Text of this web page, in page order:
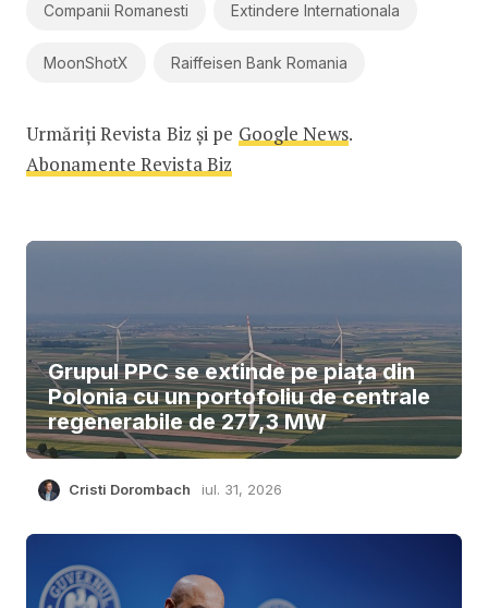
Companii Romanesti Extindere Internationala
MoonShotX Raiffeisen Bank Romania
Urmăriți Revista Biz și pe Google News.
Abonamente Revista Biz
Grupul PPC se extinde pe piața din
Polonia cu un portofoliu de centrale
regenerabile de 277,3 MW
Cristi Dorombach iul. 31, 2026